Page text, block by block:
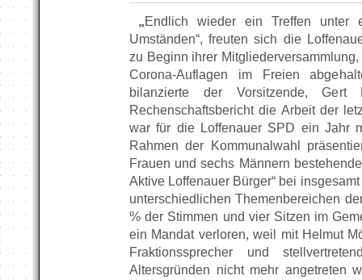
„Endlich wieder ein Treffen unter
Umständen“, freuten sich die
zu Beginn ihrer
Corona-Auflagen im Freien
bilanzierte der Vorsitzende, Gert
Rechenschaftsbericht die Arbeit der
war für die Loffenauer SPD ein Jahr
Rahmen der Kommunalwahl
Frauen und sechs Männern
Aktive Loffenauer Bürger“ bei
unterschiedlichen Themenbereichen
% der Stimmen und vier Sitzen im
ein Mandat verloren, weil mit Helmut
Fraktionssprecher und
Altersgründen nicht mehr angetreten